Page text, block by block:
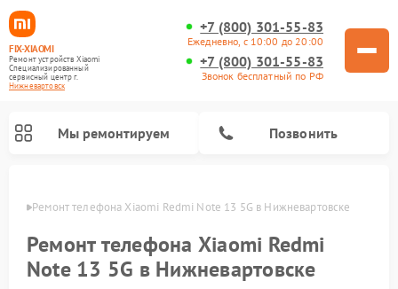
FIX-XIAOMI
Ремонт устройств Xiaomi
Специализированный
cервисный центр г.
Нижневартовск
+7 (800) 301-55-83
Ежедневно, с 10:00 до 20:00
+7 (800) 301-55-83
Звонок бесплатный по РФ
Мы ремонтируем Позвонить
Ремонт телефона Xiaomi Redmi Note 13 5G в Нижневартовске
Ремонт телефона Xiaomi Redmi
Note 13 5G в Нижневартовске